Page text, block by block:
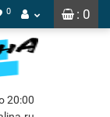
: 0
0
20:00